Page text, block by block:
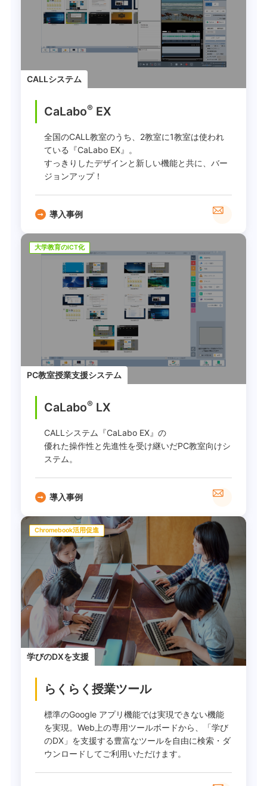
CALLシステム
CaLabo® EX
全国のCALL教室のうち、2教室に1教室は使われ
ている『CaLabo EX』。
すっきりしたデザインと新しい機能と共に、バー
ジョンアップ！
導入事例
大学教育のICT化
PC教室授業支援システム
CaLabo® LX
CALLシステム『CaLabo EX』の
優れた操作性と先進性を受け継いだPC教室向けシ
ステム。
導入事例
Chromebook活用促進
学びのDXを支援
らくらく授業ツール
標準のGoogle アプリ機能では実現できない機能
を実現。Web上の専用ツールボードから、「学び
のDX」を支援する豊富なツールを自由に検索・ダ
ウンロードしてご利用いただけます。